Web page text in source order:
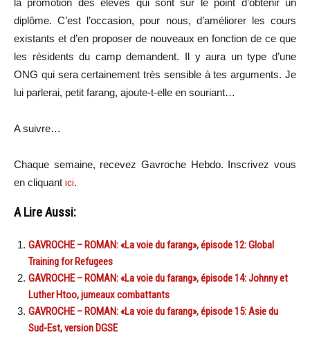
la promotion des élèves qui sont sur le point d’obtenir un
diplôme. C’est l’occasion, pour nous, d’améliorer les cours
existants et d’en proposer de nouveaux en fonction de ce que
les résidents du camp demandent. Il y aura un type d’une
ONG qui sera certainement très sensible à tes arguments. Je
lui parlerai, petit farang, ajoute-t-elle en souriant…
A suivre…
Chaque semaine, recevez Gavroche Hebdo. Inscrivez vous
en cliquant ici.
A Lire Aussi:
GAVROCHE – ROMAN: «La voie du farang», épisode 12: Global
Training for Refugees
GAVROCHE – ROMAN: «La voie du farang», épisode 14: Johnny et
Luther Htoo, jumeaux combattants
GAVROCHE – ROMAN: «La voie du farang», épisode 15: Asie du
Sud-Est, version DGSE